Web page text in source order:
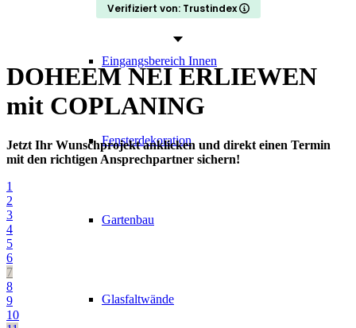
Eingangsbereich Innen
Fensterdekoration
Gartenbau
Glasfaltwände
Verifiziert von: Trustindex
DOHEEM NEI ERLIEWEN
mit COPLANING
Jetzt Ihr Wunschprojekt anklicken und direkt einen Termin
mit den richtigen Ansprechpartner sichern!
1
2
3
4
5
6
7
8
9
10